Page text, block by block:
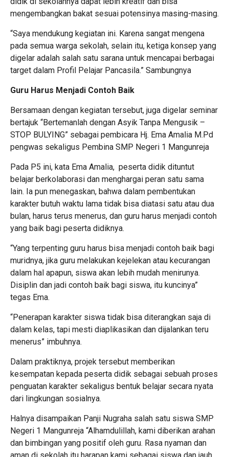
mengembangkan bakat sesuai potensinya masing-masing.
“Saya mendukung kegiatan ini. Karena sangat mengena
pada semua warga sekolah, selain itu, ketiga konsep yang
digelar adalah salah satu sarana untuk mencapai berbagai
target dalam Profil Pelajar Pancasila.” Sambungnya
Guru Harus Menjadi Contoh Baik
Bersamaan dengan kegiatan tersebut, juga digelar seminar
bertajuk “Bertemanlah dengan Asyik Tanpa Mengusik –
STOP BULYING” sebagai pembicara Hj. Ema Amalia M.Pd
pengwas sekaligus Pembina SMP Negeri 1 Mangunreja
Pada P5 ini, kata Ema Amalia, peserta didik dituntut
belajar berkolaborasi dan menghargai peran satu sama
lain. Ia pun menegaskan, bahwa dalam pembentukan
karakter butuh waktu lama tidak bisa diatasi satu atau dua
bulan, harus terus menerus, dan guru harus menjadi contoh
yang baik bagi peserta didiknya.
“Yang terpenting guru harus bisa menjadi contoh baik bagi
muridnya, jika guru melakukan kejelekan atau kecurangan
dalam hal apapun, siswa akan lebih mudah menirunya.
Disiplin dan jadi contoh baik bagi siswa, itu kuncinya”
tegas Ema.
“Penerapan karakter siswa tidak bisa diterangkan saja di
dalam kelas, tapi mesti diaplikasikan dan dijalankan teru
menerus” imbuhnya.
Dalam praktiknya, projek tersebut memberikan
kesempatan kepada peserta didik sebagai sebuah proses
penguatan karakter sekaligus bentuk belajar secara nyata
dari lingkungan sosialnya.
Halnya disampaikan Panji Nugraha salah satu siswa SMP
Negeri 1 Mangunreja “Alhamdulillah, kami diberikan arahan
dan bimbingan yang positif oleh guru. Rasa nyaman dan